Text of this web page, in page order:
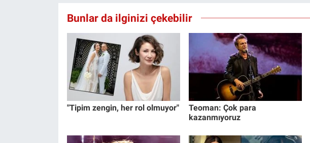
Bunlar da ilginizi çekebilir
"Tipim zengin, her rol olmuyor"
Teoman: Çok para
kazanmıyoruz
Türkiye'nin Geleceği
Türkiye'nin Gündemi